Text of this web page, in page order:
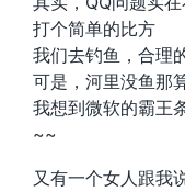
打个简单的比方
我们去钓鱼，合理
可是，河里没鱼那
我想到微软的霸王
~~
又有一个女人跟我